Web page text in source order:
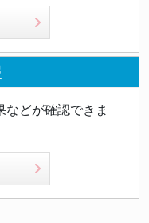
などが確認できま